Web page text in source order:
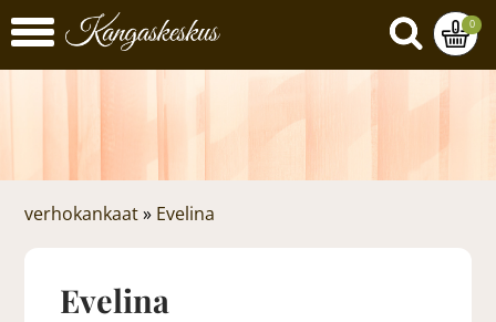
0
verhokankaat » Evelina
Evelina